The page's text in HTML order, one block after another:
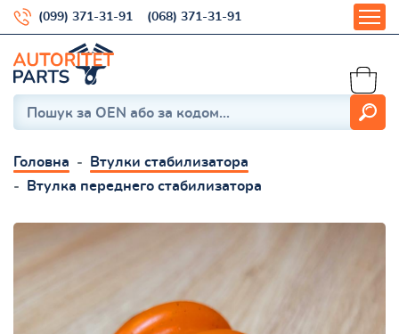
(099) 371-31-91 (068) 371-31-91
Головна
Втулки стабилизатора
Втулка переднего стабилизатора